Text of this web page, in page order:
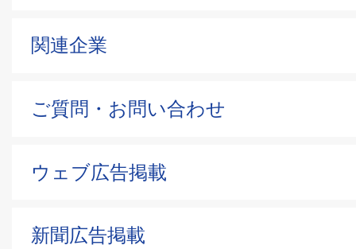
関連企業
ご質問・お問い合わせ
ウェブ広告掲載
新聞広告掲載